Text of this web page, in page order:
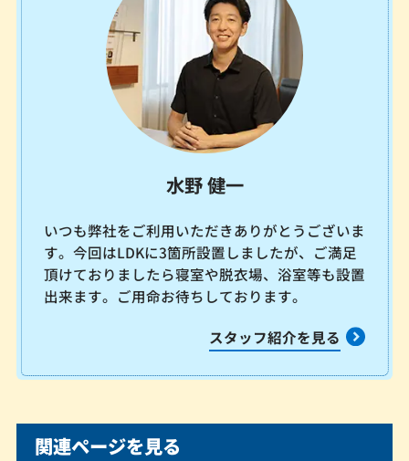
水野 健一
いつも弊社をご利用いただきありがとうございま
す。今回はLDKに3箇所設置しましたが、ご満足
頂けておりましたら寝室や脱衣場、浴室等も設置
出来ます。ご用命お待ちしております。
スタッフ紹介を見る
関連ページを見る